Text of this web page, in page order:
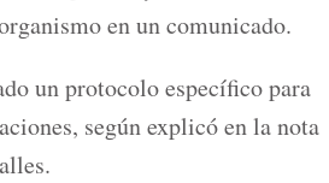
en un comunicado.
un protocolo específico para
según explicó en la nota